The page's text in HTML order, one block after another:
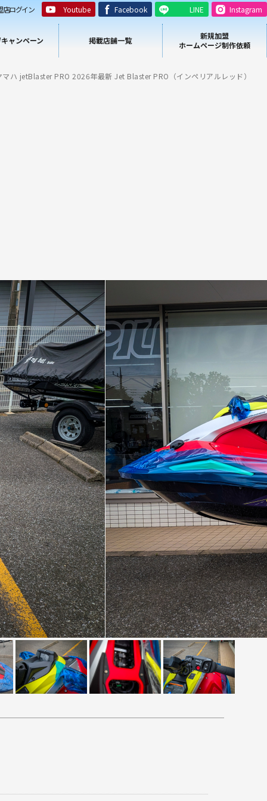
店ログイン Youtube Facebook LINE Instagram
ャンペーン 掲載店舗一覧
新規加盟
ホームページ制作依頼
ハ jetBlaster PRO 2026年最新 Jet Blaster PRO（インペリアルレッド）